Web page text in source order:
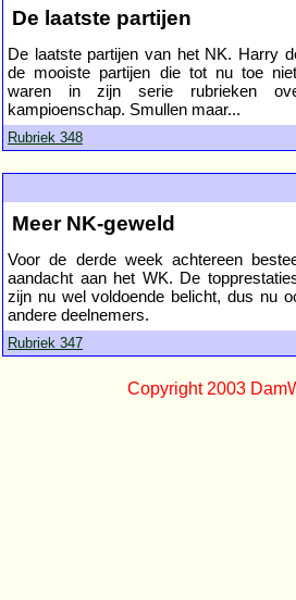
De laatste partijen
De laatste partijen van het NK. Harry
de mooiste partijen die tot nu toe
waren in zijn serie rubrieken
kampioenschap. Smullen maar...
Rubriek 348
Meer NK-geweld
Voor de derde week achtereen
aandacht aan het WK. De
zijn nu wel voldoende belicht, dus nu
andere deelnemers.
Rubriek 347
Copyright 2003